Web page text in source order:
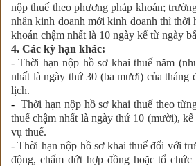
nộp thuế theo phương pháp khoán;
nhân kinh doanh mới kinh doanh thì thời
khoán chậm nhất là 10 ngày kể từ ngày
4. Các kỳ hạn khác:
- Thời hạn nộp hồ sơ khai thuế năm
nhất là ngày thứ 30 (ba mươi) của tháng
lịch.
- Thời hạn nộp hồ sơ khai thuế theo
thuế chậm nhất là ngày thứ 10 (mười),
vụ thuế.
- Thời hạn nộp hồ sơ khai thuế đối với
động, chấm dứt hợp đồng hoặc tổ chức